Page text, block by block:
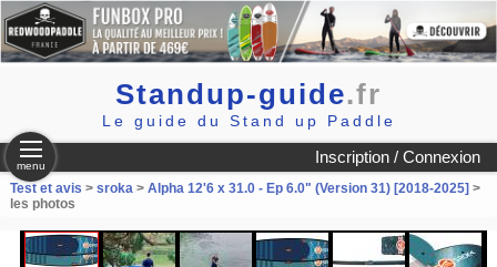
Standup-guide.fr
Le guide du Stand up Paddle
Inscription / Connexion
menu
Test et avis > sroka> Alpha 12'6 x 31.0 - Ep 6.0" (Version 31) [2018-2025] >
les photos